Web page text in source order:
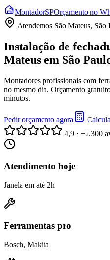
MontadorSPOrçamento no
Atendemos São Mateus, São
Instalação de
Mateus em São
Montadores profissionais com
no mesmo dia. Orçamento
minutos.
Pedir orçamento agora
4,9 · +2.300
Atendimento hoje
Janela em até 2h
Ferramentas pro
Bosch, Makita